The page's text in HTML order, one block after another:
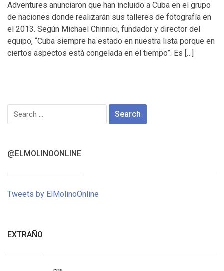
Adventures anunciaron que han incluido a Cuba en el grupo
de naciones donde realizarán sus talleres de fotografía en
el 2013. Según Michael Chinnici, fundador y director del
equipo, “Cuba siempre ha estado en nuestra lista porque en
ciertos aspectos está congelada en el tiempo”. Es […]
Search
for:
@ELMOLINOONLINE
Tweets by ElMolinoOnline
EXTRAÑO